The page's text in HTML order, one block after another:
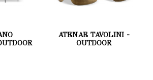
ATENAE TAVOLINI -
OUTDOOR